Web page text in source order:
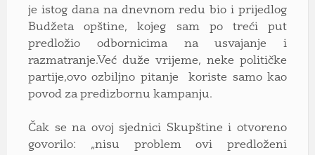
je istog dana na dnevnom redu bio i prijedlog
Budžeta opštine, kojeg sam po treći put
predložio odbornicima na usvajanje i
razmatranje.Već duže vrijeme, neke političke
partije,ovo ozbiljno pitanje koriste samo kao
povod za predizbornu kampanju.
Čak se na ovoj sjednici Skupštine i otvoreno
govorilo: „nisu problem ovi predloženi